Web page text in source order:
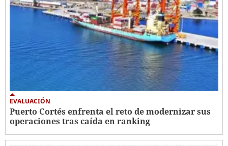
EVALUACIÓN
Puerto Cortés enfrenta el reto de modernizar sus
operaciones tras caída en ranking